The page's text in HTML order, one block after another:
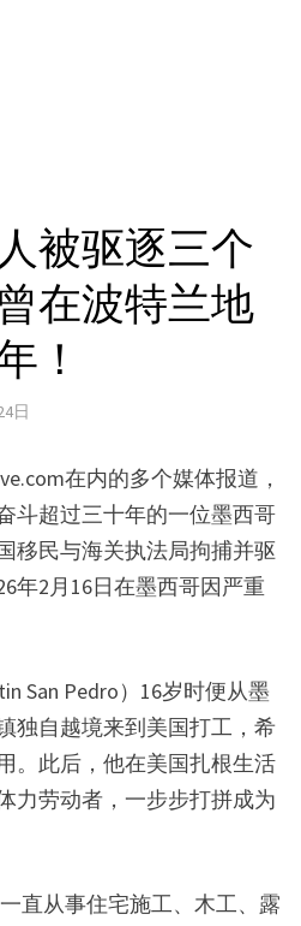
被驱逐三个
在波特兰地
！
日
在内的多个媒体报道，
斗超过三十年的一位墨西哥
移民与海关执法局拘捕并驱
年2月16日在墨西哥因严重
San Pedro）16岁时便从墨
独自越境来到美国打工，希
。此后，他在美国扎根生活
力劳动者，一步步打拼成为
直从事住宅施工、木工、露